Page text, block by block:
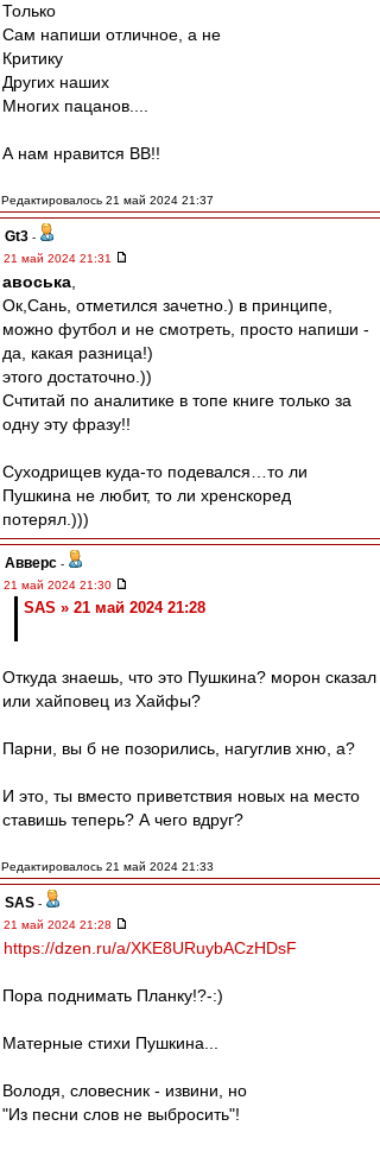
Только
Сам напиши отличное, а не
Критику
Других наших
Многих пацанов....
А нам нравится ВВ!!
Редактировалось 21 май 2024 21:37
Gt3 -
21 май 2024 21:31
авоська
Ок,Сань, отметился зачетно.) в принципе,
можно футбол и не смотреть, просто напиши -
да, какая разница!)
этого достаточно.))
Счтитай по аналитике в топе книге только за
одну эту фразу!!
Суходрищев куда-то подевался…то ли
Пушкина не любит, то ли хренскоред
потерял.)))
Авверс -
21 май 2024 21:30
SAS » 21 май 2024 21:28
Откуда знаешь, что это Пушкина? морон сказал
или хайповец из Хайфы?
Парни, вы б не позорились, нагуглив хню, а?
И это, ты вместо приветствия новых на место
ставишь теперь? А чего вдруг?
Редактировалось 21 май 2024 21:33
SAS -
21 май 2024 21:28
https://dzen.ru/a/XKE8URuybACzHDsF
Пора поднимать Планку!?-:)
Матерные стихи Пушкина...
Володя, словесник - извини, но
"Из песни слов не выбросить"!